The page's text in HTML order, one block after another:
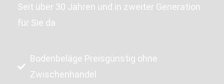
Seit über 30 Jahren und in zweiter Generation
für Sie da
Bodenbeläge Preisgünstig ohne
Zwischenhandel